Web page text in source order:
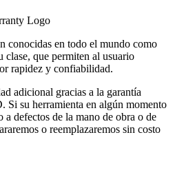
conocidas en todo el mundo como
clase, que permiten al usuario
rapidez y confiabilidad.
adicional gracias a la garantía
su herramienta en algún momento
defectos de la mano de obra o de
o reemplazaremos sin costo